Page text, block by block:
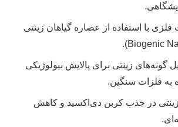
فلزی با استفاده از عصاره گیاهان زینتی
گونه‌های زینتی برای پالایش بیولوژیکی
به فلزات سنگین.
در جذب کربن دی‌اکسید و کاهش